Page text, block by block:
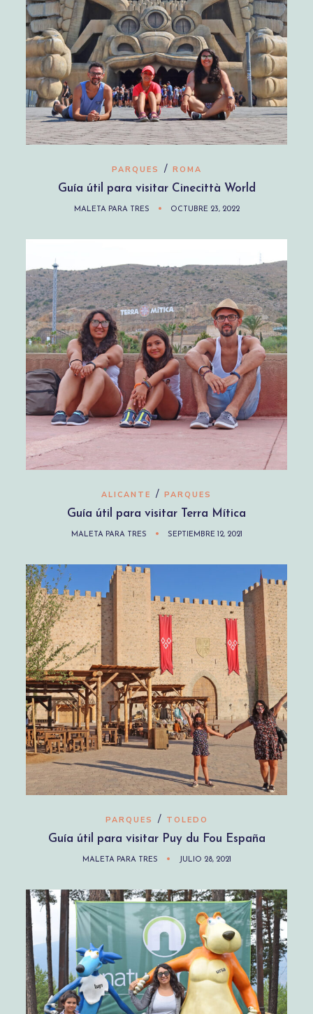
PARQUES / ROMA
Guía útil para visitar Cinecittà World
MALETA PARA TRES OCTUBRE 23, 2022
ALICANTE / PARQUES
Guía útil para visitar Terra Mítica
MALETA PARA TRES SEPTIEMBRE 12, 2021
PARQUES / TOLEDO
Guía útil para visitar Puy du Fou España
MALETA PARA TRES JULIO 28, 2021